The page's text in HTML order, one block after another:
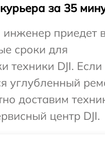
за 35
приедет
сроки для
техники DJI. Если
углубленный
доставим
центр DJI.